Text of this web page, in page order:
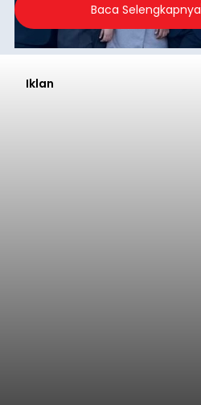
Baca Selengkapnya
Iklan